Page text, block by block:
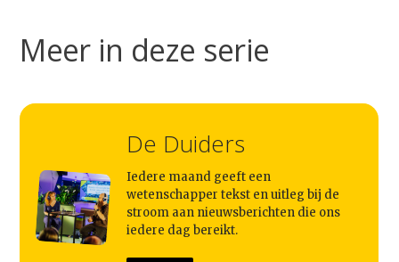
Podcast
Contact
Meer in deze serie
De Duiders
Iedere maand geeft een
wetenschapper tekst en uitleg bij de
stroom aan nieuwsberichten die ons
iedere dag bereikt.